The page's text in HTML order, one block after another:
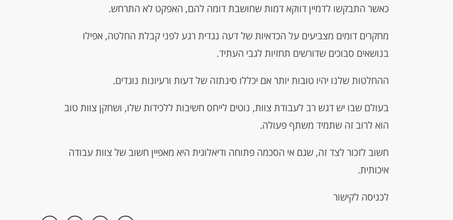
כאשר התבקשו לדמיין דווקא דמות שחושבת דומה להם, האפקט לא התרחש.
מחקרים דומים מצביעים על הכדאיות של דעה נגדית רגע לפני קבלת החלטה, אפילו
בנושאים סבוכים שדורשים תחזיות לגבי העתיד.
ההחלטות שלנו יהיו טובות יותר אם יכללו סינתזה של דעות ורעיונות נוגדים.
בעולם שבו יש דגש רב לעבודת צוות, נוטים לייחס חשיבות ללכידות שלו, ושחקן צוות טוב
הוא לרוב זה שתמיד משתף פעולה.
חשוב לזכור לצד זה, שגם אי הסכמה פתוחה ודיאלוגית היא מאפיין חשוב של צוות עבודה
איכותית.
לכניסה לקישור